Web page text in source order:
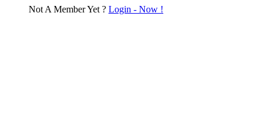
Not A Member Yet ? Login - Now !